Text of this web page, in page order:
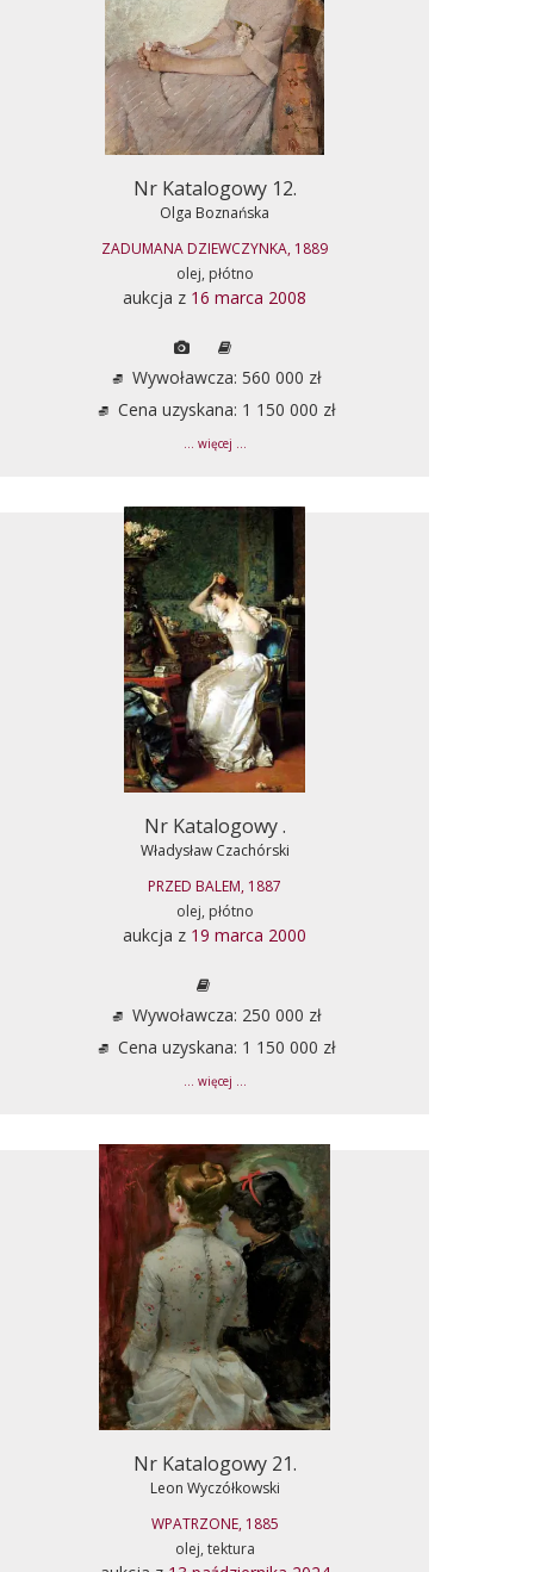
Nr Katalogowy 12.
Olga Boznańska
ZADUMANA DZIEWCZYNKA, 1889
olej, płótno
aukcja z 16 marca 2008
Wywoławcza: 560 000 zł
Cena uzyskana: 1 150 000 zł
... więcej ...
Nr Katalogowy .
Władysław Czachórski
PRZED BALEM, 1887
olej, płótno
aukcja z 19 marca 2000
Wywoławcza: 250 000 zł
Cena uzyskana: 1 150 000 zł
... więcej ...
Nr Katalogowy 21.
Leon Wyczółkowski
WPATRZONE, 1885
olej, tektura